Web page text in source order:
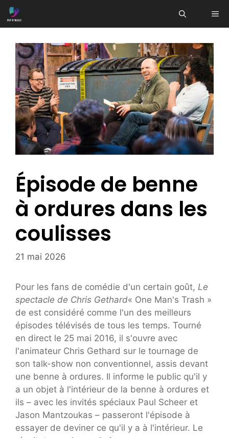
Aller
au
Épisode de benne
à ordures dans les
coulisses
21 mai 2026
Pour les fans de comédie d'un certain goût, Le
spectacle de Chris Gethard« One Man's Trash »
de est considéré comme l'un des meilleurs
épisodes télévisés de tous les temps. Tourné
en direct le 25 mai 2016, il s'ouvre avec
l'animateur Chris Gethard sur le tournage de
son talk-show non conventionnel, assis devant
une benne à ordures. Il informe le public qu'il y
a un objet à l'intérieur de la benne à ordures et
ils – avec les invités spéciaux Paul Scheer et
Jason Mantzoukas – passeront l'épisode à
essayer de deviner ce qu'il y a à l'intérieur. Le